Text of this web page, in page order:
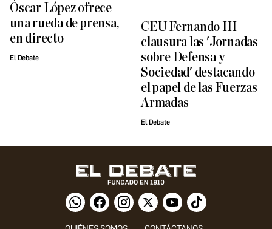
Óscar López ofrece
una rueda de prensa,
en directo
El Debate
CEU Fernando III
clausura las 'Jornadas
sobre Defensa y
Sociedad' destacando
el papel de las Fuerzas
Armadas
El Debate